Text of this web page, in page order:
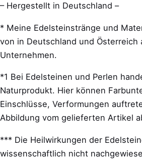
– Hergestellt in Deutschland –
* Meine Edelsteinstränge und
von in Deutschland und Österreich
Unternehmen.
*1 Bei Edelsteinen und Perlen
Naturprodukt. Hier können
Einschlüsse, Verformungen
Abbildung vom gelieferten Artikel
*** Die Heilwirkungen der
wissenschaftlich nicht